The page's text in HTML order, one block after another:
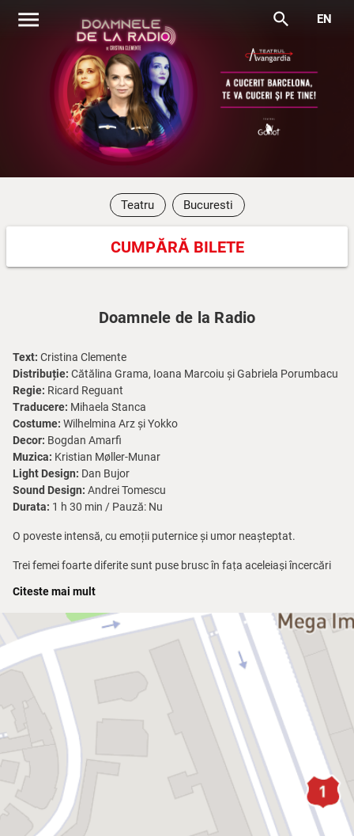
menu search EN
Teatru Bucuresti
CUMPĂRĂ BILETE
Doamnele de la Radio
Text: Cristina Clemente
Distribuție: Cătălina Grama, Ioana Marcoiu și Gabriela Porumbacu
Regie: Ricard Reguant
Traducere: Mihaela Stanca
Costume: Wilhelmina Arz și Yokko
Decor: Bogdan Amarfi
Muzica: Kristian Møller-Munar
Light Design: Dan Bujor
Sound Design: Andrei Tomescu
Durata: 1 h 30 min / Pauză: Nu
O poveste intensă, cu emoții puternice și umor neașteptat.
Trei femei foarte diferite sunt puse brusc în fața aceleiași încercări
și să te redescoperi!
Premieră națională și prima colaborare între două dintre cele mai
importante teatre independente din România: Teatrul
Avangardia și Teatrul Godot.
Citeste mai mult